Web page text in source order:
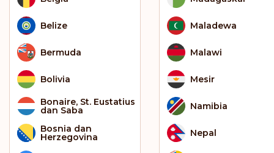
Belize
Bermuda
Bolivia
Bonaire, St. Eustatius
dan Saba
Bosnia dan
Herzegovina
Maladewa
Malawi
Mesir
Namibia
Nepal